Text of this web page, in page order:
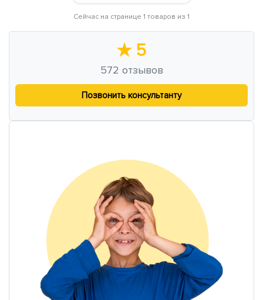
Сейчас на странице 1 товаров из 1
★ 5
572 отзывов
Позвонить консультанту